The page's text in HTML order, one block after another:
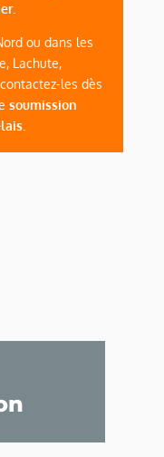
.
ou dans les
Lachute,
contactez-les dès
soumission